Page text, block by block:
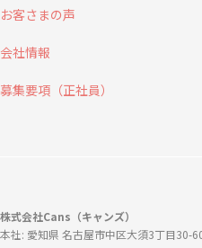
お客さまの声
会社情報
募集要項（正社員）
株式会社Cans（キャンズ）
本社: 愛知県 名古屋市中区大須3丁目30-